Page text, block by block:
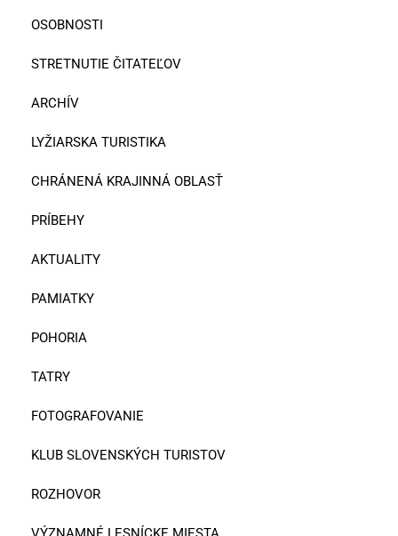
OSOBNOSTI
STRETNUTIE ČITATEĽOV
ARCHÍV
LYŽIARSKA TURISTIKA
CHRÁNENÁ KRAJINNÁ OBLASŤ
PRÍBEHY
AKTUALITY
PAMIATKY
POHORIA
TATRY
FOTOGRAFOVANIE
KLUB SLOVENSKÝCH TURISTOV
ROZHOVOR